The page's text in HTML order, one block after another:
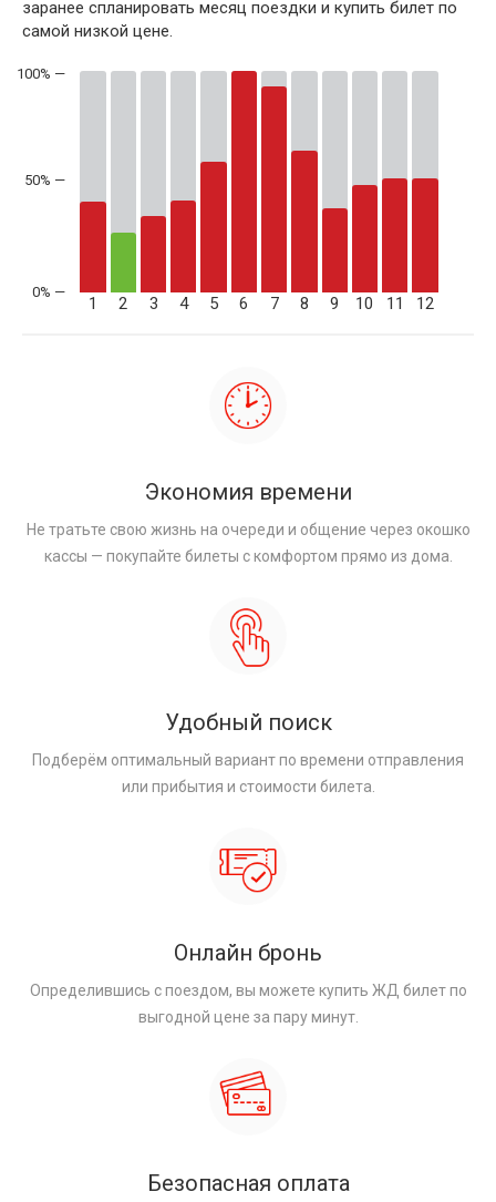
заранее спланировать месяц поездки и купить билет по
самой низкой цене.
50% —
1 2 3 4 5 6 7 8 9 10 11 12
Экономия времени
Не тратьте свою жизнь на очереди и общение через окошко
кассы — покупайте билеты с комфортом прямо из дома.
Удобный поиск
Подберём оптимальный вариант по времени отправления
или прибытия и стоимости билета.
Онлайн бронь
Определившись с поездом, вы можете купить ЖД билет по
выгодной цене за пару минут.
Безопасная оплата